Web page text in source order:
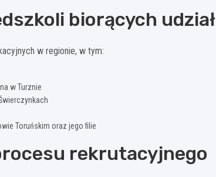
biorących udział
w regionie, w tym:
w Turznie
Toruńskim oraz jego filie
rekrutacyjnego